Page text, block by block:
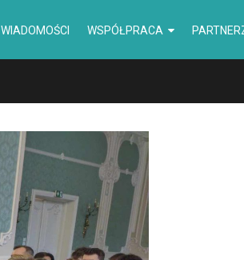
WIADOMOŚCI WSPÓŁPRACA